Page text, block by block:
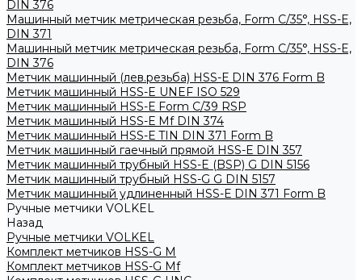
DIN 376
Машинный метчик метрическая резьба, Form С/35°, HSS-E,
DIN 371
Машинный метчик метрическая резьба, Form С/35°, HSS-E,
DIN 376
Метчик машинный (лев.резьба) HSS-Е DIN 376 Form B
Метчик машинный HSS-E UNEF ISO 529
Метчик машинный HSS-Е Form C/39 RSP
Метчик машинный HSS-Е Mf DIN 374
Метчик машинный HSS-Е TIN DIN 371 Form B
Метчик машинный гаечный прямой HSS-Е DIN 357
Метчик машинный трубный HSS-E (BSP) G DIN 5156
Метчик машинный трубный HSS-G G DIN 5157
Метчик машинный удлиненный HSS-Е DIN 371 Form B
Ручные метчики VOLKEL
Назад
Ручные метчики VOLKEL
Комплект метчиков HSS-G M
Комплект метчиков HSS-G Mf